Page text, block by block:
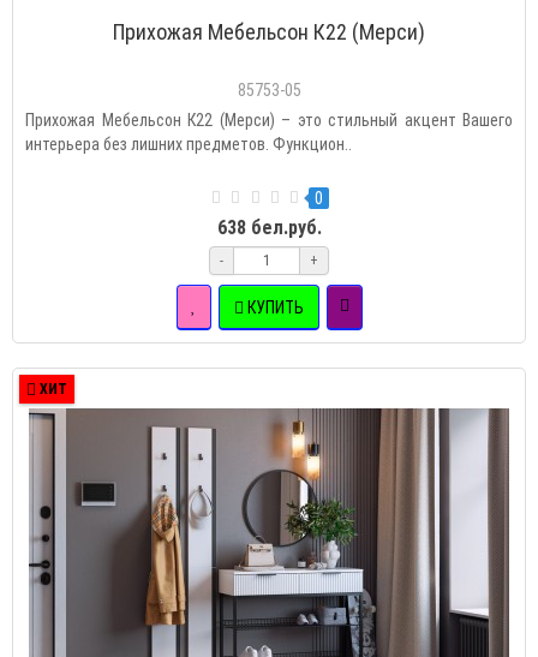
Прихожая Мебельсон К22 (Мерси)
85753-05
Прихожая Мебельсон К22 (Мерси) – это стильный акцент Вашего
интерьера без лишних предметов. Функцион..
0
638 бел.руб.
- +
КУПИТЬ
ХИТ